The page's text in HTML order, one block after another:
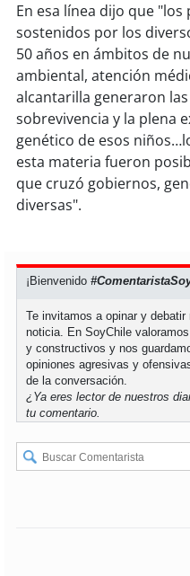
En esa línea dijo que
sostenidos por los
50 años en ámbitos de
ambiental, atención
alcantarilla generaron
sobrevivencia y la plena
genético de esos
esta materia fueron
que cruzó gobiernos,
diversas".
¡Bienvenido
Te invitamos a opinar y
noticia. En SoyChile
y constructivos y nos
opiniones agresivas y
de la conversación.
¿Ya eres lector de nuestros
tu comentario.